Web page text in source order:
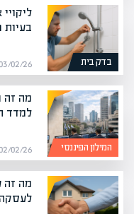
בדק בית
בעיות
03/02/26 (ט״ז שבט תשפ״ו) | מערכת
המילון הפיננסי
למדד
02/02/26 (ט״ו שבט תשפ״ו) | מערכת
מה זה